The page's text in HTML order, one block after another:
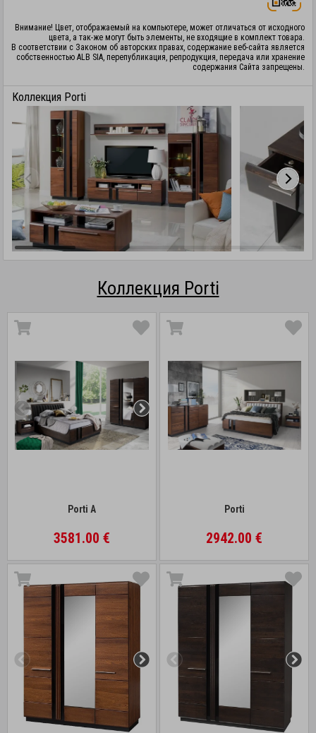
Внимание! Цвет, отображаемый на компьютере, может отличаться от исходного
цвета, а так-же могут быть элементы, не входящие в комплект товара.
В соответствии с Законом об авторских правах, содержание веб-сайта является
собственностью ALB SIA, перепубликация, репродукция, передача или хранение
содержания Сайта запрещены.
Коллекция Porti
Коллекция Porti
Porti A
3581.00 €
Porti
2942.00 €